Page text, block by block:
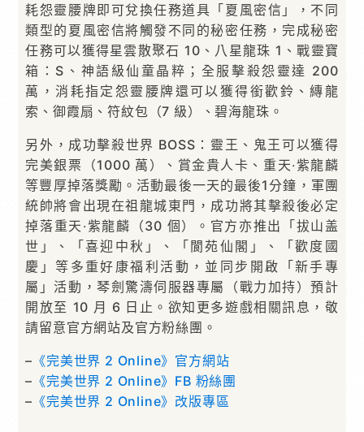
耗怨靈腰牌即可兌換任務道具「夏風密信」，不同
類型的夏風密信將觸發不同的秘密任務，完成秘密
任務可以獲得星雲散聚石 10、八星龍珠 1、戰靈寶
箱：S、神語級仙童晶粹；全服擊殺怨靈達 200
萬，消耗指定怨靈腰牌還可以獲得銜歡鈴、縳龍
索、御霞扇、符紋包（7 級）、碧海龍珠。
另外，成功擊殺世界 BOSS：靈王、鬼王可以獲得
完美銀票（1000 萬）、賞金貴人卡、重天‧紫龍麟
等豐厚掉落獎勵。活動最後一天的最後1分鐘，軍團
統帥將會出現在祖龍城東門，成功將其擊殺後必定
掉落重天‧紫龍麟（30 個）。官方亦推出「拔山盖
世」、「喜迎中秋」、「閬苑仙閣」、「歡度國
慶」等多重好康福利活動，並同步開啟「新手專
屬」活動，琴劍驚濤伺服器專屬（戰力加持）預計
開放至 10 月 6 日止。欲知更多遊戲相關訊息，敬
請留意官方網站及官方粉絲團。
– 《完美世界 2 Online》官方網站
– 《完美世界 2 Online》FB 粉絲團
– 《完美世界 2 Online》改版專區